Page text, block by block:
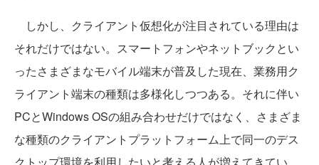
しかし、クライアント仮想化が注目されている理由は
それだけではない。スマートフォンやネットブックとい
ったさまざまなモバイル端末が普及した現在、業務用ク
ライアント端末の種類は多様化しつつある。それに伴い
PCとWindows OSの組み合わせだけではなく、さまざま
な種類のクライアントプラットフォーム上で同一のデス